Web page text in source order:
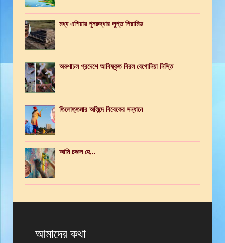
মধ্য এশিয়ায় পুনরুদ্ধার লুপ্ত পিরামিড
অরুণাচল প্রদেশে আবিষ্কৃত বিরল বেগোনিয়া নিস্তি
তিলোত্তমার অলিন্দে বিবেকের সন্ধানে
আমি চঞ্চল হে...
আমাদের কথা